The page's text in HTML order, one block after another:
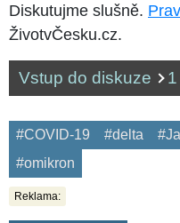
Diskutujme slušně.
ŽivotvČesku.cz.
Vstup do diskuze 1
#COVID-19 #delta
#omikron
Reklama: